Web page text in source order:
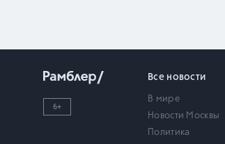
6+
Все новости
В мире
Новости Москвы
Политика